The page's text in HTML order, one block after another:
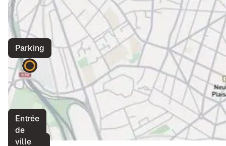
Place
Entrée
de
ville
Parking